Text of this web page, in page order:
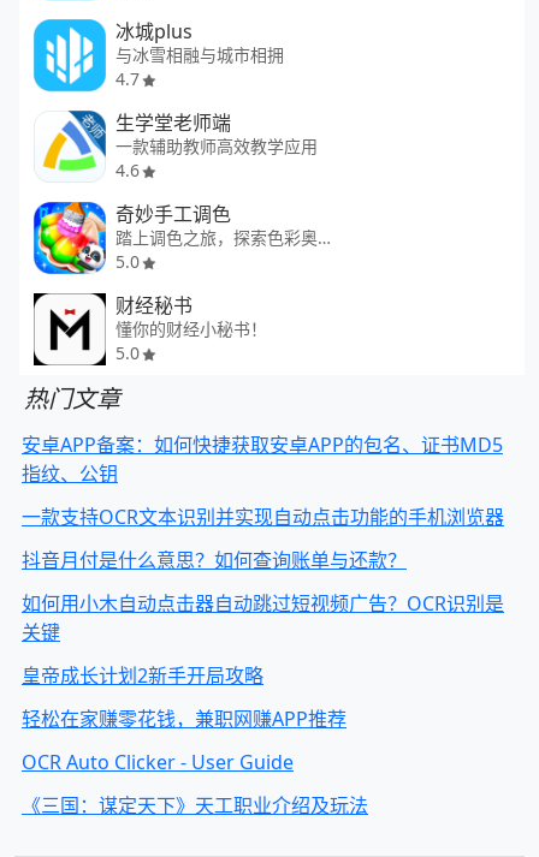
冰城plus
与冰雪相融与城市相拥
4.7
生学堂老师端
一款辅助教师高效教学应用
4.6
奇妙手工调色
踏上调色之旅，探索色彩奥秘
5.0
财经秘书
懂你的财经小秘书！
5.0
热门文章
安卓APP备案：如何快捷获取安卓APP的包名、证书MD5
指纹、公钥
一款支持OCR文本识别并实现自动点击功能的手机浏览器
抖音月付是什么意思？如何查询账单与还款？
如何用小木自动点击器自动跳过短视频广告？OCR识别是
关键
皇帝成长计划2新手开局攻略
轻松在家赚零花钱，兼职网赚APP推荐
OCR Auto Clicker - User Guide
《三国：谋定天下》天工职业介绍及玩法